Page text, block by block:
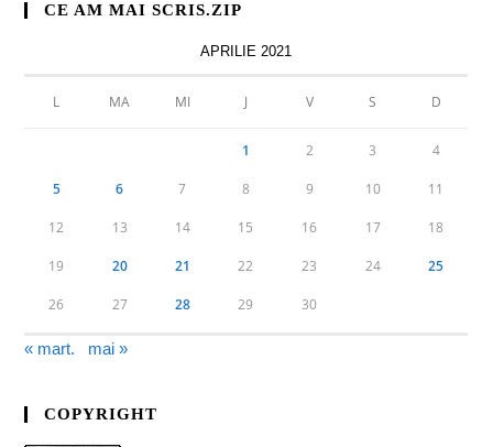
CE AM MAI SCRIS.ZIP
APRILIE 2021
L MA MI J V S D
1 2 3 4
5 6 7 8 9 10 11
12 13 14 15 16 17 18
19 20 21 22 23 24 25
26 27 28 29 30
« mart. mai »
COPYRIGHT